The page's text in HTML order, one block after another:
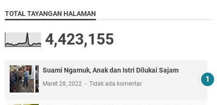
TOTAL TAYANGAN HALAMAN
4,423,155
Suami Ngamuk, Anak dan Istri Dilukai Sajam
Maret 28, 2022 Tidak ada komentar